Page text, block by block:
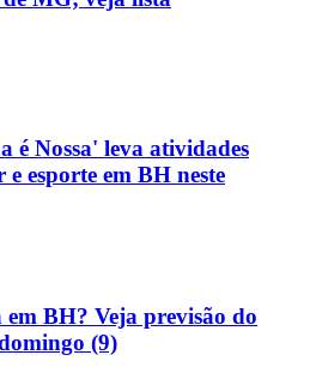
é Nossa' leva atividades
esporte em BH neste
BH? Veja previsão do
(9)